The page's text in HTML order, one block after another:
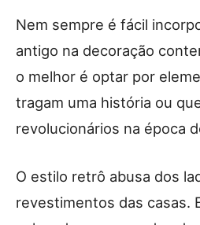
Nem sempre é fácil
antigo na decoração
o melhor é optar por
tragam uma história ou
revolucionários na época
O estilo retrô abusa dos
revestimentos das casas.